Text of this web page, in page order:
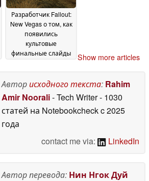
Разработчик Fallout:
New Vegas о том, как
появились
культовые
финальные слайды
"В основном, это
произвольно"
2026
Show more articles
Авторисходного текста: Rahim
Amir Noorali- Tech Writer- 1030
статей на Notebookcheckc 2025
года
contact me via:
LinkedIn
Автор перевода: Нин Нгок Дуй